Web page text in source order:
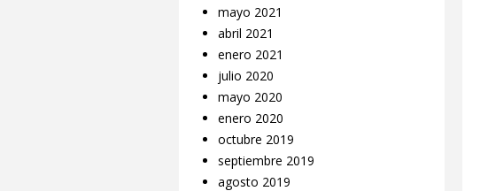
mayo 2021
abril 2021
enero 2021
julio 2020
mayo 2020
enero 2020
octubre 2019
septiembre 2019
agosto 2019